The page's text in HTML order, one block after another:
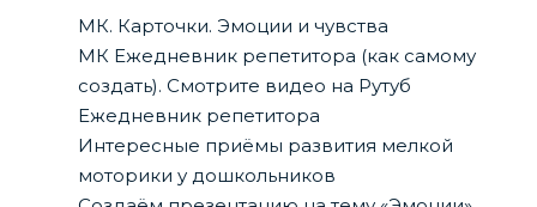
МК. Карточки. Эмоции и чувства
МК Ежедневник репетитора (как самому
создать). Смотрите видео на Рутуб
Ежедневник репетитора
Интересные приёмы развития мелкой
моторики у дошкольников